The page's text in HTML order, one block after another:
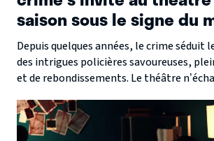
saison sous le signe du
Depuis quelques années, le crime séduit
des intrigues policières savoureuses,
et de rebondissements. Le théâtre
mettent le mystère à l’honneur.